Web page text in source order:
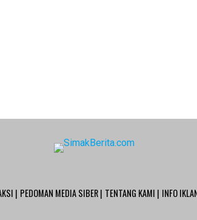
| PEDOMAN MEDIA SIBER | TENTANG KAMI | INFO